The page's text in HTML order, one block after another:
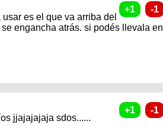
es el que va arriba del
engancha atrás. si podés llevala en
jjajajajaja sdos......